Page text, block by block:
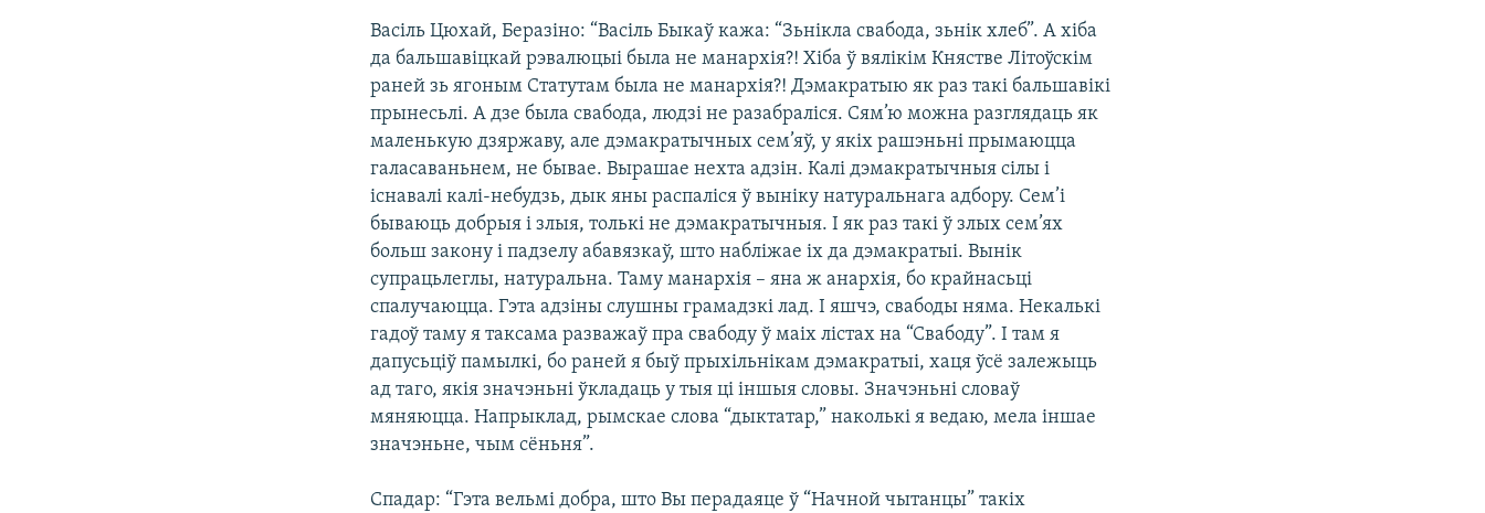
Васіль Цюхай, Беразіно: “Васіль Быкаў кажа: “Зьнікла свабода, зьнік хлеб”. А хіба
да бальшавіцкай рэвалюцыі была не манархія?! Хіба ў вялікім Княстве Літоўскім
раней зь ягоным Статутам была не манархія?! Дэмакратыю як раз такі бальшавікі
прынесьлі. А дзе была свабода, людзі не разабраліся. Сям’ю можна разглядаць як
маленькую дзяржаву, але дэмакратычных сем’яў, у якіх рашэньні прымаюцца
галасаваньнем, не бывае. Вырашае нехта адзін. Калі дэмакратычныя сілы і
існавалі калі-небудзь, дык яны распаліся ў выніку натуральнага адбору. Сем’і
бываюць добрыя і злыя, толькі не дэмакратычныя. І як раз такі ў злых сем’ях
больш закону і падзелу абавязкаў, што набліжае іх да дэмакратыі. Вынік
супрацьлеглы, натуральна. Таму манархія – яна ж анархія, бо крайнасьці
спалучаюцца. Гэта адзіны слушны грамадзкі лад. І яшчэ, свабоды няма. Некалькі
гадоў таму я таксама разважаў пра свабоду ў маіх лістах на “Свабоду”. І там я
дапусьціў памылкі, бо раней я быў прыхільнікам дэмакратыі, хаця ўсё залежыць
ад таго, якія значэньні ўкладаць у тыя ці іншыя словы. Значэньні словаў
мяняюцца. Напрыклад, рымскае слова “дыктатар,” наколькі я ведаю, мела іншае
значэньне, чым сёньня”.
Спадар: “Гэта вельмі добра, што Вы перадаяце ў “Начной чытанцы” такіх